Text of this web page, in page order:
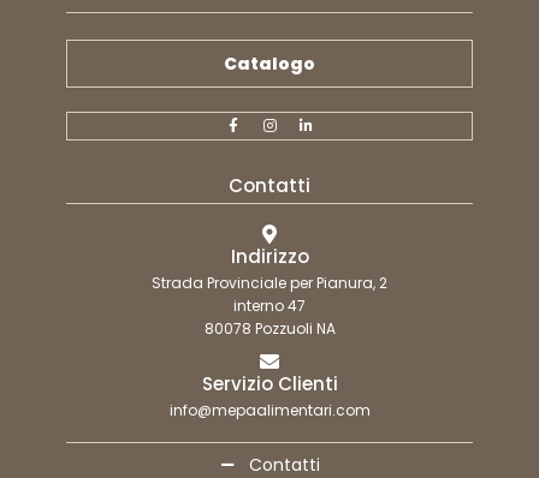
Catalogo
Contatti
Indirizzo
Strada Provinciale per Pianura, 2
interno 47
80078 Pozzuoli NA
Servizio Clienti
info@mepaalimentari.com
Contatti